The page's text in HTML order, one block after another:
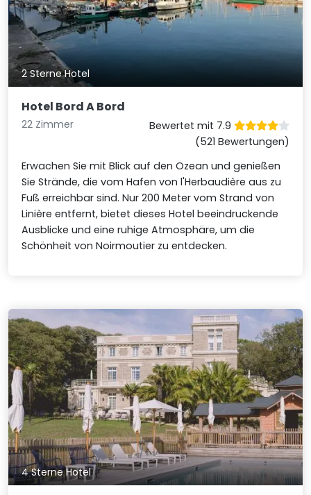
2 Sterne Hotel
Hotel Bord A Bord
22 Zimmer
Bewertet mit 7.9
(521 Bewertungen)
Erwachen Sie mit Blick auf den Ozean und genießen
Sie Strände, die vom Hafen von l'Herbaudière aus zu
Fuß erreichbar sind. Nur 200 Meter vom Strand von
Linière entfernt, bietet dieses Hotel beeindruckende
Ausblicke und eine ruhige Atmosphäre, um die
Schönheit von Noirmoutier zu entdecken.
4 Sterne Hotel